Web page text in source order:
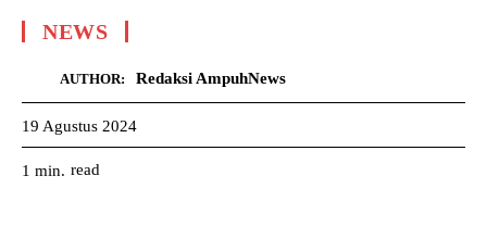
NEWS
AUTHOR: Redaksi AmpuhNews
19 Agustus 2024
1 min. read